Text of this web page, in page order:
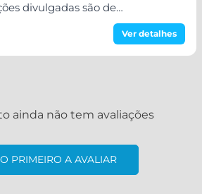
Ver detalhes
divulgadas são de
Fabricante/Fornecedor!
ainda não tem avaliações
PRIMEIRO A AVALIAR